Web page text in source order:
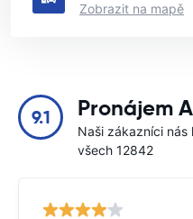
Zobrazit na mapě
9.1 Pronájem
Naši zákazníci
všech 12842